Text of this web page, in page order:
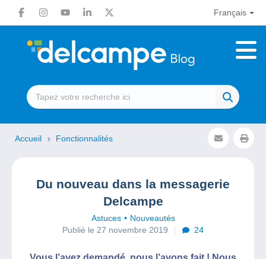
Français
Accueil Fonctionnalités
Du nouveau dans la messagerie
Delcampe
Astuces
Nouveautés
Publié le 27 novembre 2019
24